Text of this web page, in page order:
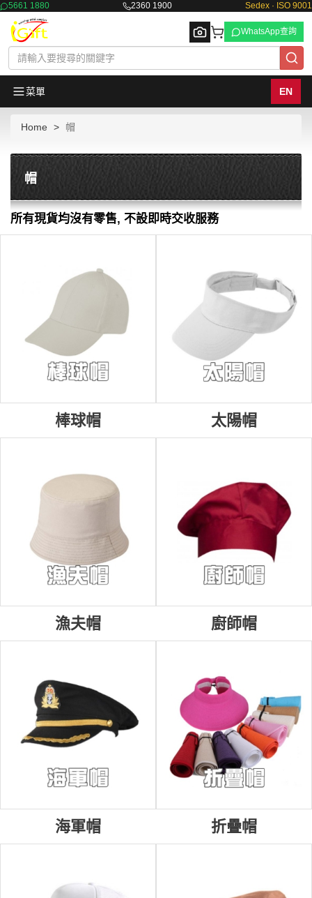
5661 1880 2360 1900 Sedex · ISO 9001
WhatsApp查詢
菜單 EN
Home 帽
帽
所有現貨均沒有零售, 不設即時交收服務
棒球帽 太陽帽
漁夫帽 廚師帽
海軍帽 折疊帽